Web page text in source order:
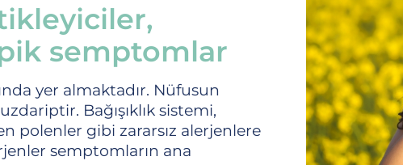
semptomlar
yer almaktadır. Nüfusun
Bağışıklık sistemi,
polenler gibi zararsız alerjenlere
semptomların ana